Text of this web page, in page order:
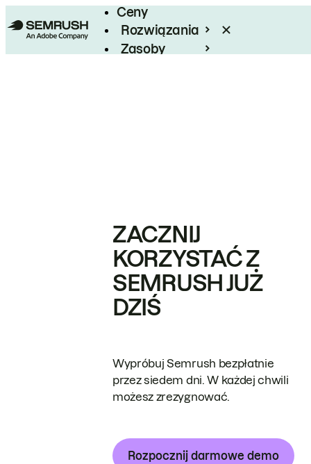
Ceny
Rozwiązania
Zasoby
ZACZNIJ
KORZYSTAĆ Z
SEMRUSH JUŻ
DZIŚ
Wypróbuj Semrush bezpłatnie
przez siedem dni. W każdej chwili
możesz zrezygnować.
Rozpocznij darmowe demo